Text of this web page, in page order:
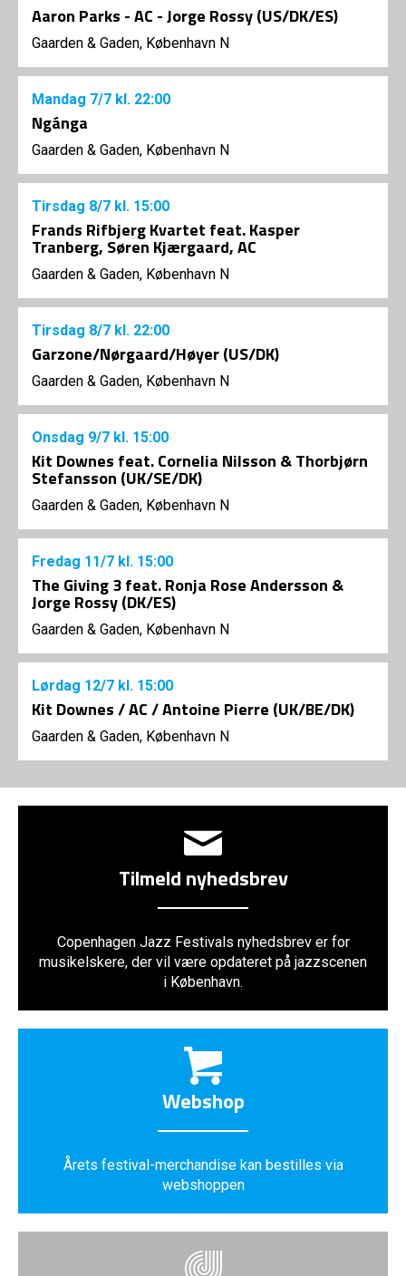
Aaron Parks - AC - Jorge Rossy (US/DK/ES)
Gaarden & Gaden, København N
Mandag 7/7 kl. 22:00
Ngánga
Gaarden & Gaden, København N
Tirsdag 8/7 kl. 15:00
Frands Rifbjerg Kvartet feat. Kasper
Tranberg, Søren Kjærgaard, AC
Gaarden & Gaden, København N
Tirsdag 8/7 kl. 22:00
Garzone/Nørgaard/Høyer (US/DK)
Gaarden & Gaden, København N
Onsdag 9/7 kl. 15:00
Kit Downes feat. Cornelia Nilsson & Thorbjørn
Stefansson (UK/SE/DK)
Gaarden & Gaden, København N
Fredag 11/7 kl. 15:00
The Giving 3 feat. Ronja Rose Andersson &
Jorge Rossy (DK/ES)
Gaarden & Gaden, København N
Lørdag 12/7 kl. 15:00
Kit Downes / AC / Antoine Pierre (UK/BE/DK)
Gaarden & Gaden, København N
Tilmeld nyhedsbrev
Copenhagen Jazz Festivals nyhedsbrev er for
musikelskere, der vil være opdateret på jazzscenen
i København.
Webshop
Årets festival-merchandise kan bestilles via
webshoppen